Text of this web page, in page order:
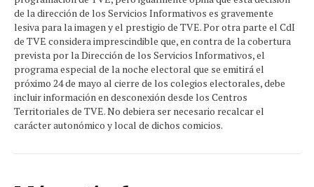
de la dirección de los Servicios Informativos es gravemente
lesiva para la imagen y el prestigio de TVE. Por otra parte el CdI
de TVE considera imprescindible que, en contra de la cobertura
prevista por la Dirección de los Servicios Informativos, el
programa especial de la noche electoral que se emitirá el
próximo 24 de mayo al cierre de los colegios electorales, debe
incluir información en desconexión desde los Centros
Territoriales de TVE. No debiera ser necesario recalcar el
carácter autonómico y local de dichos comicios.